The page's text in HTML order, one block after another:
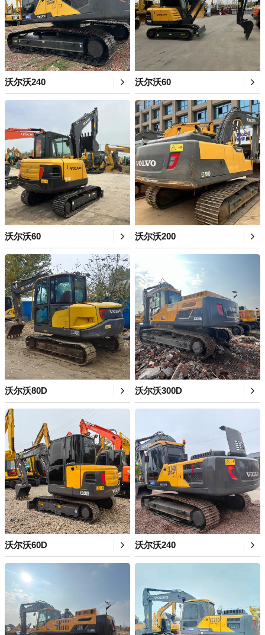
沃尔沃240 沃尔沃60
沃尔沃60 沃尔沃200
沃尔沃80D 沃尔沃300D
沃尔沃60D 沃尔沃240